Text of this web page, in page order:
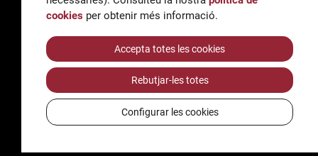
AccessibilitatAvís legal i Política de Privacitat
Política de cookies
Crèdits
cookies per obtenir més informació.
Accepta totes les cookies
Rebutjar-les totes
Configurar les cookies